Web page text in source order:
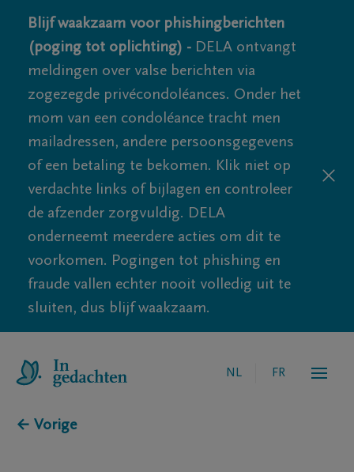
Blijf waakzaam voor phishingberichten
(poging tot oplichting) - DELA ontvangt
meldingen over valse berichten via
zogezegde privécondoléances. Onder het
mom van een condoléance tracht men
mailadressen, andere persoonsgegevens
of een betaling te bekomen. Klik niet op
verdachte links of bijlagen en controleer
de afzender zorgvuldig. DELA
onderneemt meerdere acties om dit te
voorkomen. Pogingen tot phishing en
fraude vallen echter nooit volledig uit te
sluiten, dus blijf waakzaam.
NL FR
← Vorige